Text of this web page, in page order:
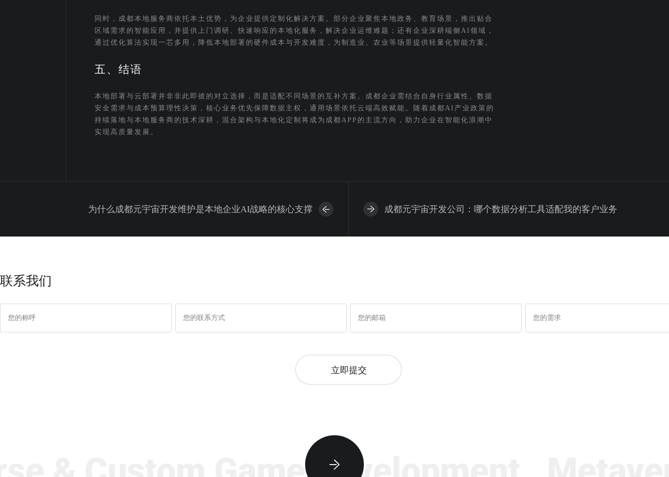
同时，成都本地服务商依托本土优势，为企业提供定制化解决方案。部分企业聚焦本地政务、教育场景，推出贴合
区域需求的智能应用，并提供上门调研、快速响应的本地化服务，解决企业运维难题；还有企业深耕端侧AI领域，
通过优化算法实现一芯多用，降低本地部署的硬件成本与开发难度，为制造业、农业等场景提供轻量化智能方案。
五、结语
本地部署与云部署并非非此即彼的对立选择，而是适配不同场景的互补方案。成都企业需结合自身行业属性、数据
安全需求与成本预算理性决策，核心业务优先保障数据主权，通用场景依托云端高效赋能。随着成都AI产业政策的
持续落地与本地服务商的技术深耕，混合架构与本地化定制将成为成都APP的主流方向，助力企业在智能化浪潮中
实现高质量发展。
为什么成都元宇宙开发维护是本地企业AI战略的核心支撑 成都元宇宙开发公司：哪个数据分析工具适配我的客户业务
联系我们
立即提交